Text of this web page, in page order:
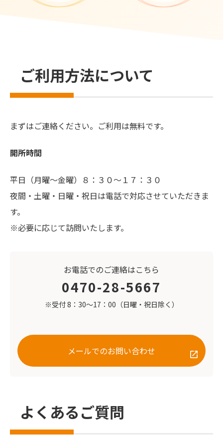
ご利用方法について
まずはご連絡ください。ご利用は無料です。
開所時間
平日（月曜～金曜）８：３０～１７：３０
夜間・土曜・日曜・祝日は電話で対応させていただきま
す。
※必要に応じて訪問いたします。
お電話でのご連絡はこちら
0470-28-5667
※受付 8：30～17：00（日曜・祝日除く）
メールでのお問い合わせ
よくあるご質問